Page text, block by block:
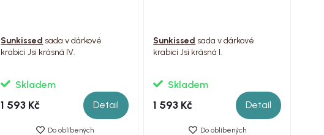
Sunkissed sada v dárkové
krabici Jsi krásná IV.
Skladem
1 593 Kč Detail
Do oblíbených
Sunkissed sada v dárkové
krabici Jsi krásná I.
Skladem
1 593 Kč Detail
Do oblíbených